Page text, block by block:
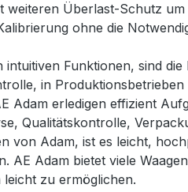
weiteren Überlast-Schutz
ohne die
intuitiven Funktionen, sind
in
Adam erledigen effizient
Qualitätskontrolle,
von Adam, ist es leicht,
AE Adam bietet viele
zu ermöglichen.